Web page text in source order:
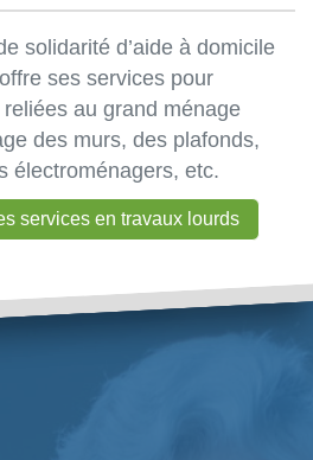
solidarité d’aide à domicile
ses services pour
au grand ménage
des murs, des plafonds,
électroménagers, etc.
services en travaux lourds